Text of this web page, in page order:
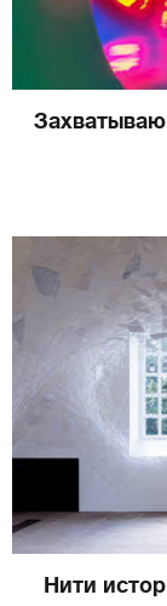
Нити